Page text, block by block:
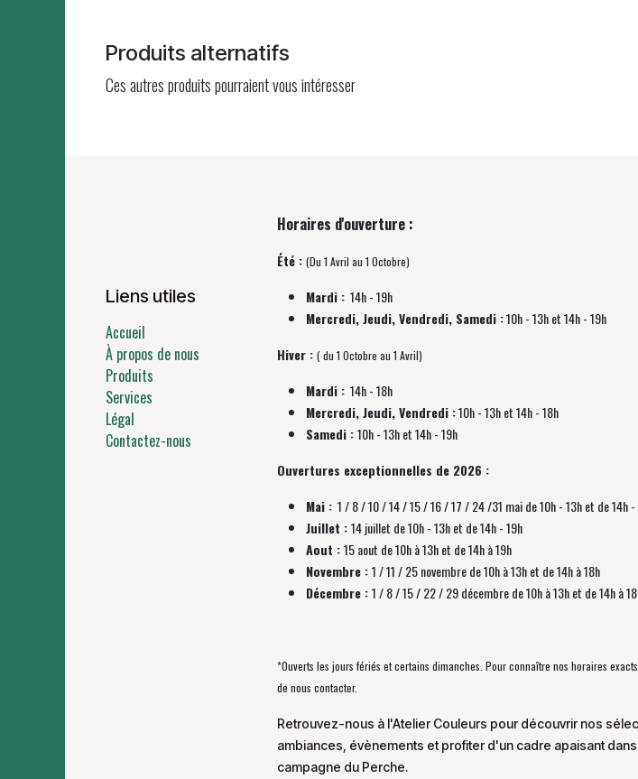
Produits alternatifs
Ces autres produits pourraient vous intéresser
Liens utiles
Accueil
À propos de nous
Produits
Services
Légal
Contactez-nous
Horaires d'ouverture :
Été : (Du 1 Avril au 1 Octobre)
Mardi : 14h - 19h
Mercredi, Jeudi, Vendredi, Samedi :10h - 13h et 14h - 19h
Hiver : ( du 1 Octobre au 1 Avril)
Mardi : 14h - 18h
Mercredi, Jeudi, Vendredi :10h - 13h et 14h - 18h
Samedi :10h - 13h et 14h - 19h
Ouvertures exceptionnelles de 2026 :
Mai : 1 / 8 / 10 / 14 / 15 / 16 / 17 / 24 /31 mai de 10h - 13h et de 14h -
Juillet :14 juillet de 10h - 13h et de 14h - 19h
Aout :15 aout de 10h à 13h et de 14h à 19h
Novembre :1 / 11 / 25 novembre de10h à 13h et de 14h à 18h
Décembre :1 / 8 / 15 / 22 / 29 décembrede10h à 13h et de 14h à
*Ouverts les jours fériés et certains dimanches. Pour connaître nos horaires
de nous contacter.
Retrouvez-nous à l'Atelier Couleurs pour découvrir nos
ambiances, évènements et profiter d'un cadre apaisant
campagne du Perche.